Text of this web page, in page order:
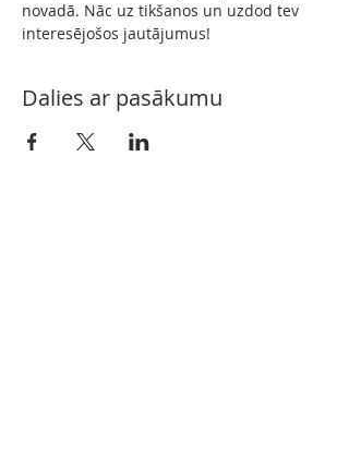
novadā. Nāc uz tikšanos un uzdod tev
interesējošos jautājumus!
Dalies ar pasākumu